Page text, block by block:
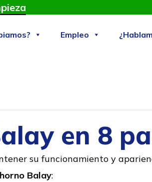
Empleo
en 8
su funcionamiento y
Balay: